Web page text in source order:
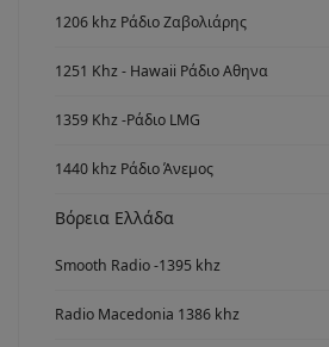
1206 khz Ράδιο Ζαβολιάρης
1251 Khz - Hawaii Ράδιο Αθηνα
1359 Khz -Ράδιο LMG
1440 khz Ράδιο Άνεμος
Βόρεια Ελλάδα
Smooth Radio -1395 khz
Radio Macedonia 1386 khz